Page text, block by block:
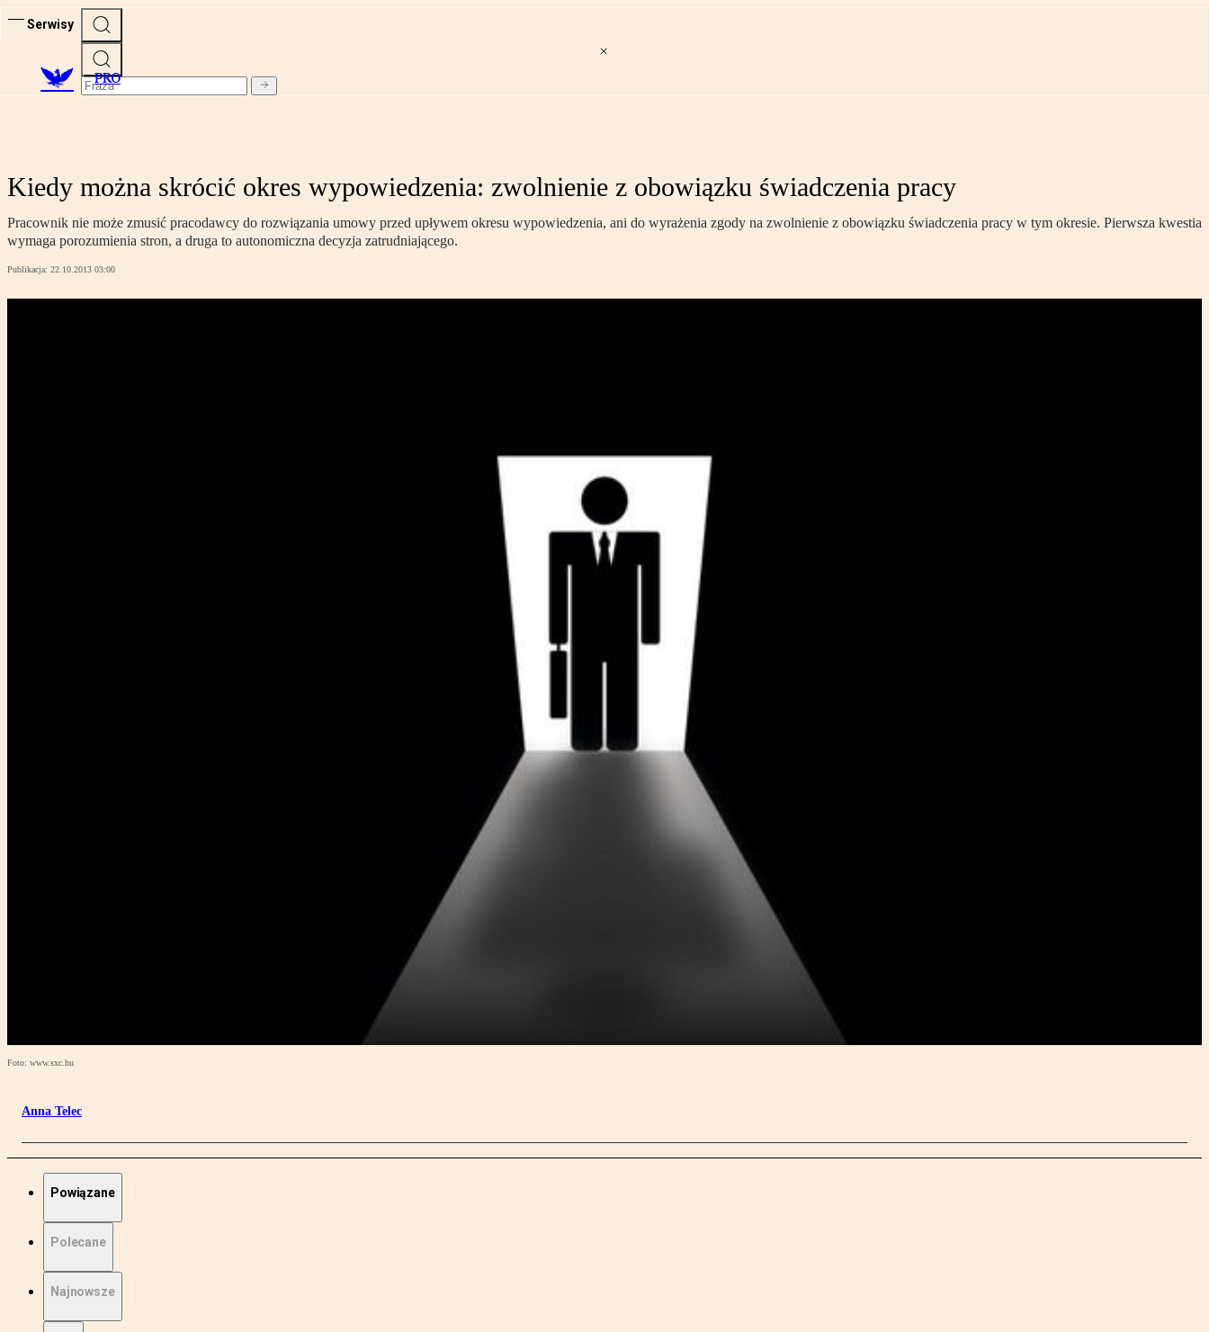
Serwisy
PRO
Kiedy można skrócić okres wypowiedzenia: zwolnienie z obowiązku świadczenia pracy
Pracownik nie może zmusić pracodawcy do rozwiązania umowy przed upływem okresu wypowiedzenia, ani do wyrażenia zgody na zwolnienie z obowiązku świadczenia pracy w tym okresie. Pierwsza kwestia
wymaga porozumienia stron, a druga to autonomiczna decyzja zatrudniającego.
Publikacja: 22.10.2013 03:00
Foto: www.sxc.hu
Anna Telec
Powiązane
Polecane
Najnowsze